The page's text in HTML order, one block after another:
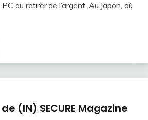
ou retirer de l’argent. Au Japon, où
(IN) SECURE Magazine